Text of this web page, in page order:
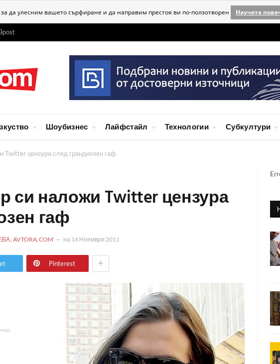
да улесним вашето сърфиране и да направим престоя ви по-ползотворен Научете
Шоубизнес Лайфстайл Технологии Субкултури
цензура след грандиозен гаф
наложи Twitter цензура
гаф
AVTORA.COM на 14 Ноември 2011
Pinterest +